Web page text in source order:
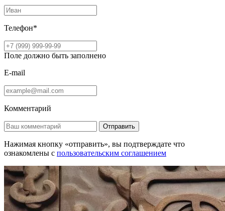
Телефон*
Поле должно быть заполнено
E-mail
Комментарий
Отправить
Нажимая кнопку «отправить», вы подтверждате что
ознакомлены с пользовательским соглашением